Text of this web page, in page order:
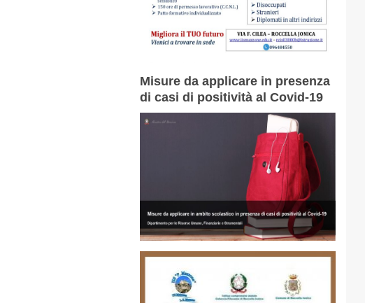
Misure da applicare in presenza
di casi di positività al Covid-19